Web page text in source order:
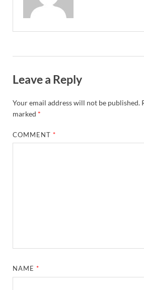
Leave a Reply
Your email address will not be published.
marked *
COMMENT*
NAME*